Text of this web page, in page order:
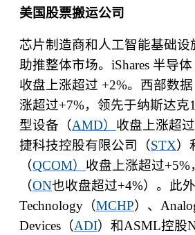
美国股票搬运公司
芯片制造商和人工智能基础设
助推整体市场。 iShares 半导体
收盘上涨超过 +2%。西部数据
涨超过+7%，领先于纳斯达克
型设备（AMD） 收盘上涨超过
捷科技控股有限公司（STX）
（QCOM） 收盘上涨超过+5%
（ON也收盘超过+4%）。此外
Technology （MCHP）、
Devices （ADI）和ASML控股